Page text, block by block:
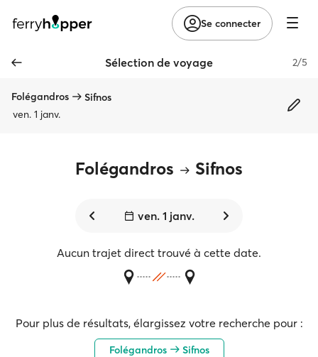
Se connecter
Sélection de voyage 2/5
Folégandros
Sifnos
ven. 1 janv.
Folégandros Sifnos
ven. 1 janv.
Aucun trajet direct trouvé à cette date.
Pour plus de résultats, élargissez votre recherche pour :
Folégandros Sifnos